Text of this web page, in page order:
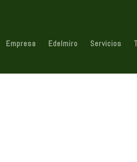
Empresa Edelmiro Servicios